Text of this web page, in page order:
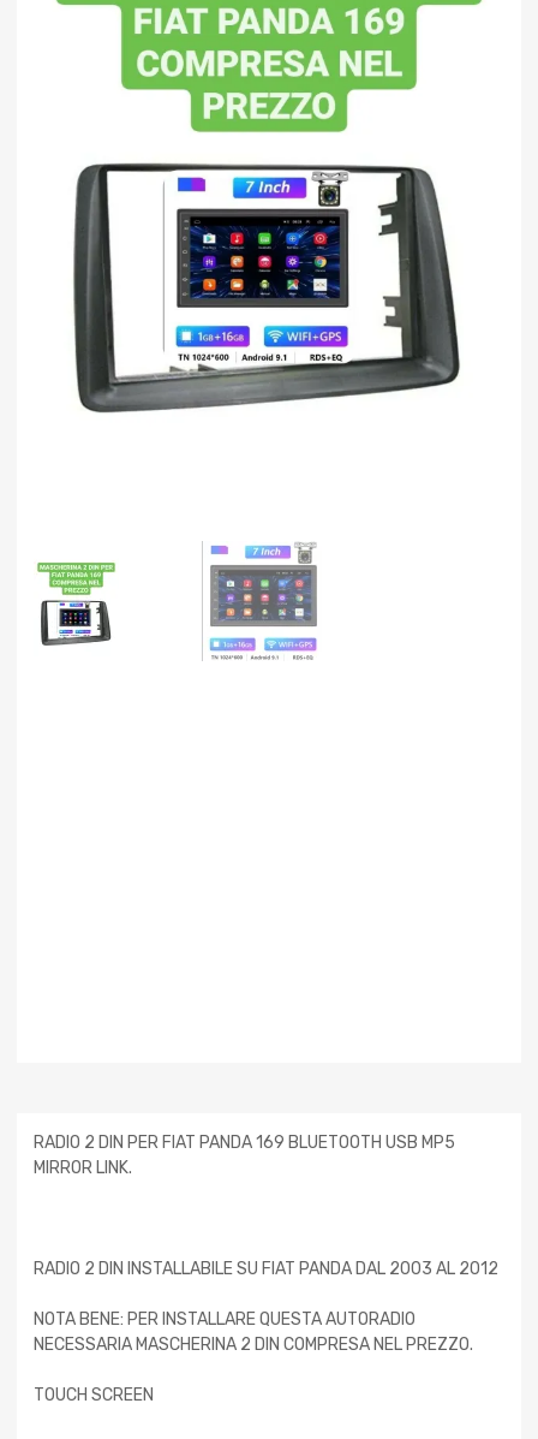
RADIO 2 DIN PER FIAT PANDA 169 BLUETOOTH USB MP5
MIRROR LINK.
RADIO 2 DIN INSTALLABILE SU FIAT PANDA DAL 2003 AL 2012
NOTA BENE: PER INSTALLARE QUESTA AUTORADIO
NECESSARIA MASCHERINA 2 DIN COMPRESA NEL PREZZO.
TOUCH SCREEN